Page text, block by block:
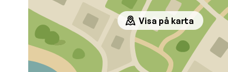
Visa på karta